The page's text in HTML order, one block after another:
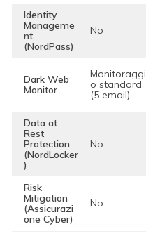
Identity
Manageme
nt
(NordPass)
No
Dark Web
Monitor
Monitoraggi
o standard
(5 email)
Data at
Rest
Protection
(NordLocker
)
No
Risk
Mitigation
(Assicurazi
one Cyber)
No